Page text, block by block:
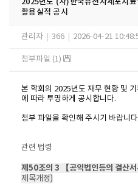
활용실적 공시
관리자 366 2026-04-21
첨부파일 (1)
본 학회의 2025년도 재무 현황 및
에 따라 투명하게 공시합니다.
첨부 파일을 확인해 주시기 바랍니
관련 법령
제50조의 3 【공익법인등의 결산서
제목개정)